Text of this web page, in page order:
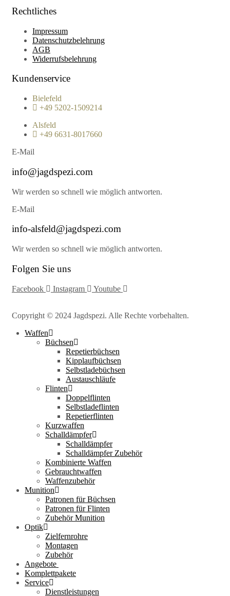
Rechtliches
Impressum
Datenschutzbelehrung
AGB
Widerrufsbelehrung
Kundenservice
Bielefeld
+49 5202-1509214
Alsfeld
+49 6631-8017660
E-Mail
info@jagdspezi.com
Wir werden so schnell wie möglich antworten.
E-Mail
info-alsfeld@jagdspezi.com
Wir werden so schnell wie möglich antworten.
Folgen Sie uns
Facebook Instagram Youtube
Copyright © 2024 Jagdspezi. Alle Rechte vorbehalten.
Waffen
Büchsen
Repetierbüchsen
Kipplaufbüchsen
Selbstladebüchsen
Austauschläufe
Flinten
Doppelflinten
Selbstladeflinten
Repetierflinten
Kurzwaffen
Schalldämpfer
Schalldämpfer
Schalldämpfer Zubehör
Kombinierte Waffen
Gebrauchtwaffen
Waffenzubehör
Munition
Patronen für Büchsen
Patronen für Flinten
Zubehör Munition
Optik
Zielfernrohre
Montagen
Zubehör
Angebote
Komplettpakete
Service
Dienstleistungen